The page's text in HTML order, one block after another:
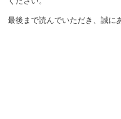
最後まで読んでいただき、誠に